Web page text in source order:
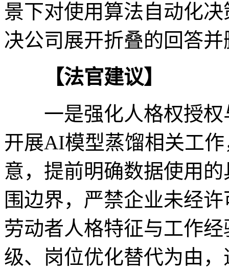
景下对使用算法自动化
决公司展开折叠的回答
【法官建议】
一是强化人格权授权
开展AI模型蒸馏相关工
意，提前明确数据使用
围边界，严禁企业未经
劳动者人格特征与工作
级、岗位优化替代为由